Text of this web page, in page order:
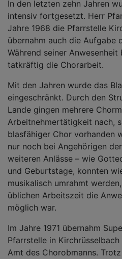
In den letzten zehn Jahren
intensiv fortgesetzt. Herr
Jahre 1968 die Pfarrstelle
übernahm auch die Aufgabe
Während seiner
tatkräftig die Chorarbeit.
Mit den Jahren wurde das
eingeschränkt. Durch den
Lande gingen mehrere
Arbeitnehmertätigkeit nach,
blasfähiger Chor vorhanden
nur noch bei Angehörigen
weiteren Anlässe – wie
und Geburtstage, konnten
musikalisch umrahmt
üblichen Arbeitszeit die
möglich war.
Im Jahre 1971 übernahm
Pfarrstelle in
Amt des Chorobmanns.